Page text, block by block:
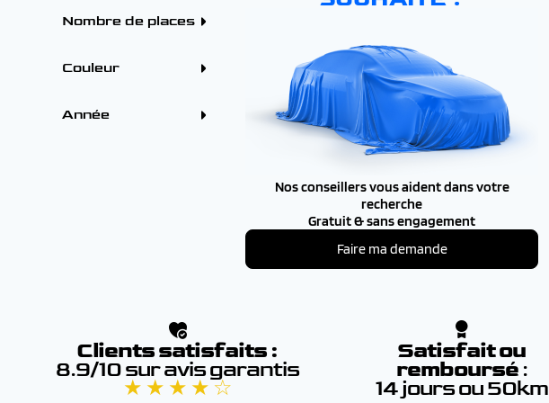
PEUGEOT (232)
RENAULT (92)
TOYOTA (3)
VOLKSWAGEN (2)
Nombre de places
Couleur
Gris (1)
Noir (1)
Année
Nos conseillers vous aident dans votre
recherche
Gratuit & sans engagement
Faire ma demande
Clients satisfaits :
8.9/10 sur avis garantis
★ ★ ★ ★ ☆
Satisfait ou
remboursé :
14 jours ou 50km